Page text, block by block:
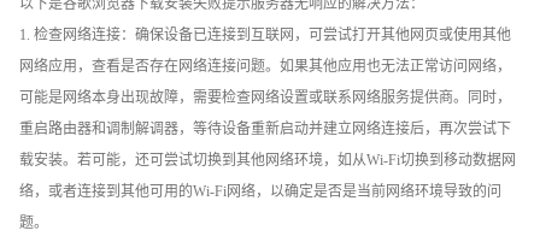
以下是谷歌浏览器下载安装失败提示服务器无响应的解决方法：
1. 检查网络连接：确保设备已连接到互联网，可尝试打开其他网页或使用其他
网络应用，查看是否存在网络连接问题。如果其他应用也无法正常访问网络，
可能是网络本身出现故障，需要检查网络设置或联系网络服务提供商。同时，
重启路由器和调制解调器，等待设备重新启动并建立网络连接后，再次尝试下
载安装。若可能，还可尝试切换到其他网络环境，如从Wi-Fi切换到移动数据网
络，或者连接到其他可用的Wi-Fi网络，以确定是否是当前网络环境导致的问
题。